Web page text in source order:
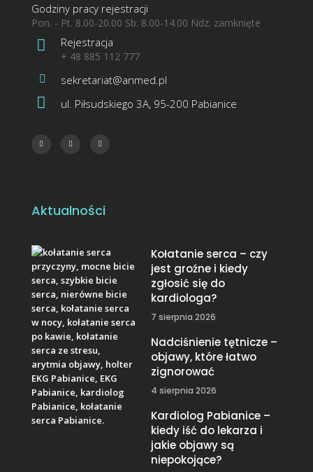
Godziny pracy rejestracji
Pon. - Pt. 8.00-20.00 Sb. 8.00-14.00 Ndz. zamknięte
Rejestracja
+ 48 885 112 777
sekretariat@anmed.pl
ul. Piłsudskiego 3A, 95-200 Pabianice
Aktualności
Kołatanie serca – czy
jest groźne i kiedy
zgłosić się do
kardiologa?
7 sierpnia 2026
Nadciśnienie tętnicze –
objawy, które łatwo
zignorować
4 sierpnia 2026
Kardiolog Pabianice –
kiedy iść do lekarza i
jakie objawy są
niepokojące?